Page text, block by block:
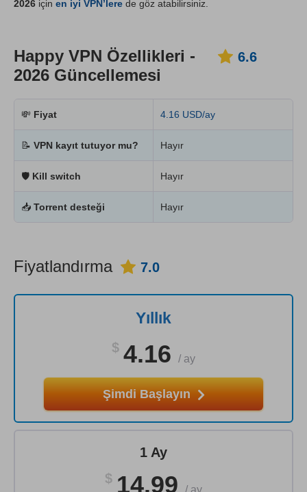
Güvenilirlik & Destek 6.8
2026 için en iyi VPN’lere de göz atabilirsiniz.
Happy VPN Özellikleri -
2026 Güncellemesi
6.6
💸 Fiyat 4.16 USD/ay
📝 VPN kayıt tutuyor mu? Hayır
🛡 Kill switch Hayır
📥 Torrent desteği Hayır
Fiyatlandırma 7.0
Yıllık
$ 4.16 / ay
Şimdi Başlayın
1 Ay
$ 14.99 / ay